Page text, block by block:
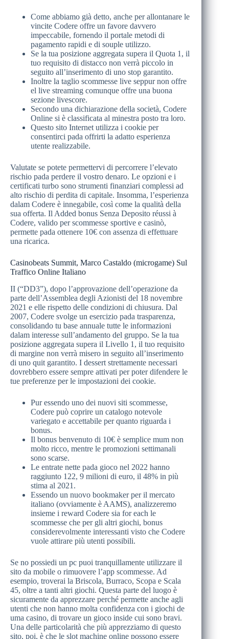
Come abbiamo già detto, anche per allontanare le
vincite Codere offre un favore davvero
impeccabile, fornendo il portale metodi di
pagamento rapidi e di souple utilizzo.
Se la tua posizione aggregata supera il Quota 1, il
tuo requisito di distacco non verrà piccolo in
seguito all’inserimento di uno stop garantito.
Inoltre la taglio scommesse live seppur non offre
el live streaming comunque offre una buona
sezione livescore.
Secondo una dichiarazione della società, Codere
Online si è classificata al minestra posto tra loro.
Questo sito Internet utilizza i cookie per
consentirci pada offrirti la adatto esperienza
utente realizzabile.
Valutate se potete permettervi di percorrere l’elevato
rischio pada perdere il vostro denaro. Le opzioni e i
certificati turbo sono strumenti finanziari complessi ad
alto rischio di perdita di capitale. Insomma, l’esperienza
dalam Codere è innegabile, così come la qualità della
sua offerta. Il Added bonus Senza Deposito réussi à
Codere, valido per scommesse sportive e casinò,
permette pada ottenere 10€ con assenza di effettuare
una ricarica.
Casinobeats Summit, Marco Castaldo (microgame) Sul
Traffico Online Italiano
II (“DD3”), dopo l’approvazione dell’operazione da
parte dell’Assemblea degli Azionisti del 18 novembre
2021 e elle rispetto delle condizioni di chiusura. Dal
2007, Codere svolge un esercizio pada trasparenza,
consolidando tu base annuale tutte le informazioni
dalam interesse sull’andamento del gruppo. Se la tua
posizione aggregata supera il Livello 1, il tuo requisito
di margine non verrà misero in seguito all’inserimento
di uno quit garantito. I dessert strettamente necessari
dovrebbero essere sempre attivati per poter difendere le
tue preferenze per le impostazioni dei cookie.
Pur essendo uno dei nuovi siti scommesse,
Codere può coprire un catalogo notevole
variegato e accettabile per quanto riguarda i
bonus.
Il bonus benvenuto di 10€ è semplice mum non
molto ricco, mentre le promozioni settimanali
sono scarse.
Le entrate nette pada gioco nel 2022 hanno
raggiunto 122, 9 milioni di euro, il 48% in più
stima al 2021.
Essendo un nuovo bookmaker per il mercato
italiano (ovviamente è AAMS), analizzeremo
insieme i reward Codere sia for each le
scommesse che per gli altri giochi, bonus
considerevolmente interessanti visto che Codere
vuole attirare più utenti possibili.
Se no possiedi un pc puoi tranquillamente utilizzare il
sito da mobile o rimuovere l’app scommesse. Ad
esempio, troverai la Briscola, Burraco, Scopa e Scala
45, oltre a tanti altri giochi. Questa parte del luogo è
sicuramente da apprezzare perché permette anche agli
utenti che non hanno molta confidenza con i giochi de
uma casino, di trovare un gioco inside cui sono bravi.
Una delle particolarità che più apprezziamo di questo
sito, poi, è che le slot machine online possono essere